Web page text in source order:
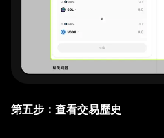
第五步：查看交易歷史